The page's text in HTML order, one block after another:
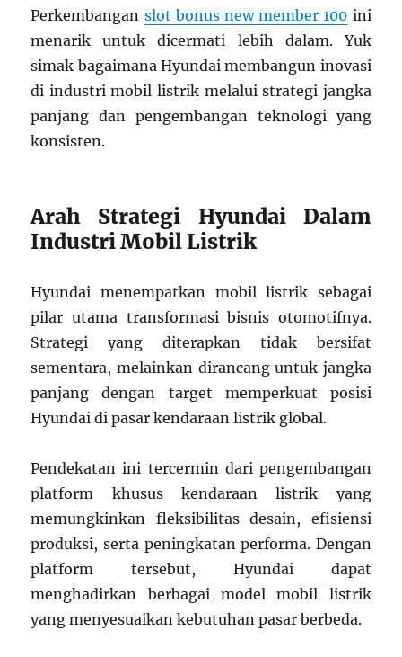
Perkembangan slot bonus new member 100 ini
menarik untuk dicermati lebih dalam. Yuk
simak bagaimana Hyundai membangun inovasi
di industri mobil listrik melalui strategi jangka
panjang dan pengembangan teknologi yang
konsisten.
Arah Strategi Hyundai Dalam
Industri Mobil Listrik
Hyundai menempatkan mobil listrik sebagai
pilar utama transformasi bisnis otomotifnya.
Strategi yang diterapkan tidak bersifat
sementara, melainkan dirancang untuk jangka
panjang dengan target memperkuat posisi
Hyundai di pasar kendaraan listrik global.
Pendekatan ini tercermin dari pengembangan
platform khusus kendaraan listrik yang
memungkinkan fleksibilitas desain, efisiensi
produksi, serta peningkatan performa. Dengan
platform tersebut, Hyundai dapat
menghadirkan berbagai model mobil listrik
yang menyesuaikan kebutuhan pasar berbeda.